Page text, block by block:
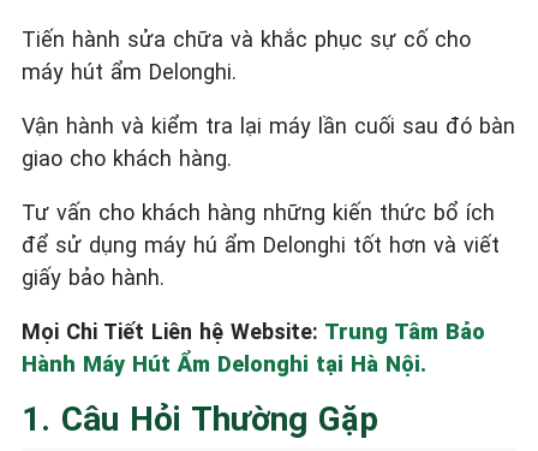
Tiến hành sửa chữa và khắc phục sự cố cho
máy hút ẩm Delonghi.
Vận hành và kiểm tra lại máy lần cuối sau đó bàn
giao cho khách hàng.
Tư vấn cho khách hàng những kiến thức bổ ích
để sử dụng máy hú ẩm Delonghi tốt hơn và viết
giấy bảo hành.
Mọi Chi Tiết Liên hệ Website: Trung Tâm Bảo
Hành Máy Hút Ẩm Delonghi tại Hà Nội.
1. Câu Hỏi Thường Gặp